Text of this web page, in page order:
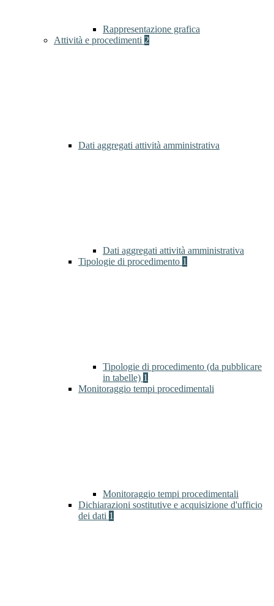
Rappresentazione grafica
Attività e procedimenti 2
Dati aggregati attività amministrativa
Dati aggregati attività amministrativa
Tipologie di procedimento 1
Tipologie di procedimento (da pubblicare
in tabelle) 1
Monitoraggio tempi procedimentali
Monitoraggio tempi procedimentali
Dichiarazioni sostitutive e acquisizione d'ufficio
dei dati 1